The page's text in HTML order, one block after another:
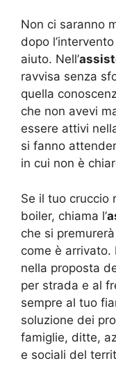
Non ci saranno
dopo
aiuto. Nell’
ravvisa senza
quella
che non avevi
essere attivi
si fanno
in cui non è
Se il tuo cruccio
boiler, chiama l’
che si
come è arrivato.
nella proposta
per strada e al
sempre al tuo
soluzione dei
famiglie, ditte,
e sociali del